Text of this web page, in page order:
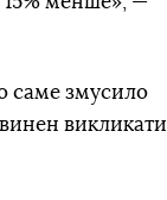
саме змусило
викликати